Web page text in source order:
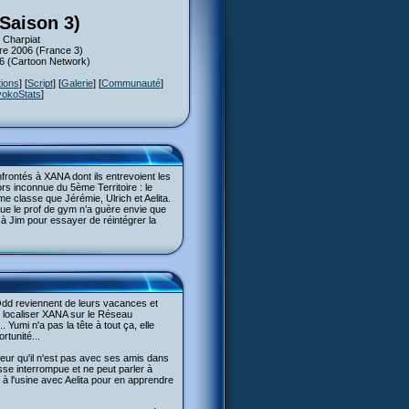
3)
Charpiat
2006 (France 3)
(Cartoon Network)
] [Script] [Galerie] [Communauté]
]
à XANA dont ils entrevoient les
inconnue du 5ème Territoire : le
classe que Jérémie, Ulrich et Aelita.
le prof de gym n’a guère envie que
Jim pour essayer de réintégrer la
reviennent de leurs vacances et
XANA sur le Réseau
Yumi n'a pas la tête à tout ça, elle
qu'il n'est pas avec ses amis dans
interrompue et ne peut parler à
l'usine avec Aelita pour en apprendre